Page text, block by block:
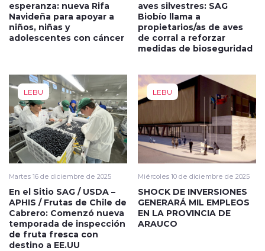
esperanza: nueva Rifa
Navideña para apoyar a
niños, niñas y
adolescentes con cáncer
aves silvestres: SAG
Biobío llama a
propietarios/as de aves
de corral a reforzar
medidas de bioseguridad
LEBU
Martes 16 de diciembre de 2025
En el Sitio SAG / USDA –
APHIS / Frutas de Chile de
Cabrero: Comenzó nueva
temporada de inspección
de fruta fresca con
destino a EE.UU
LEBU
Miércoles 10 de diciembre de 2025
SHOCK DE INVERSIONES
GENERARÁ MIL EMPLEOS
EN LA PROVINCIA DE
ARAUCO